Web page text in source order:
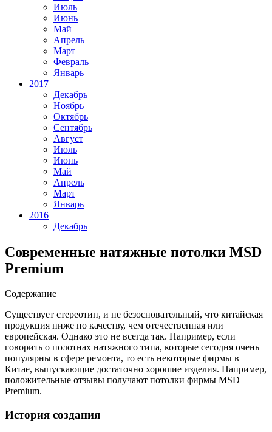
Июль
Июнь
Май
Апрель
Март
Февраль
Январь
2017
Декабрь
Ноябрь
Октябрь
Сентябрь
Август
Июль
Июнь
Май
Апрель
Март
Январь
2016
Декабрь
Современные натяжные потолки MSD
Premium
Содержание
Существует стереотип, и не безосновательный, что китайская
продукция ниже по качеству, чем отечественная или
европейская. Однако это не всегда так. Например, если
говорить о полотнах натяжного типа, которые сегодня очень
популярны в сфере ремонта, то есть некоторые фирмы в
Китае, выпускающие достаточно хорошие изделия. Например,
положительные отзывы получают потолки фирмы MSD
Premium.
История создания